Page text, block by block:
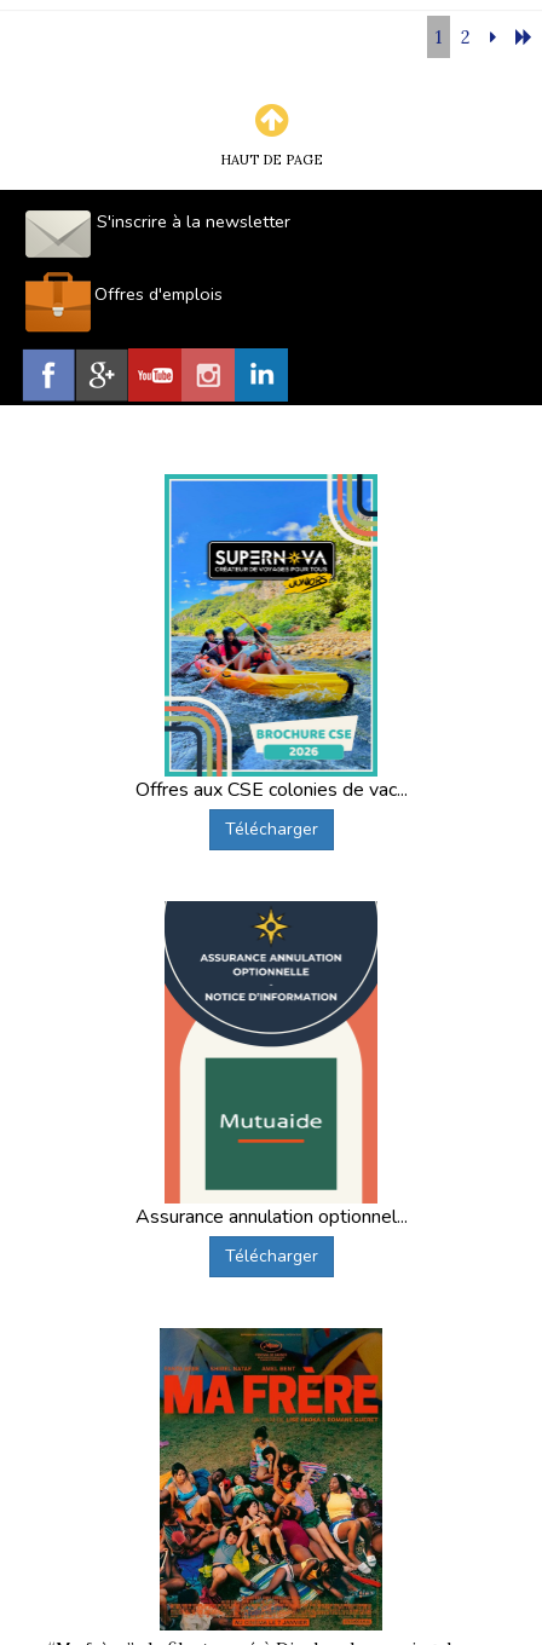
1 2
HAUT DE PAGE
S'inscrire à la newsletter
Offres d'emplois
Offres aux CSE colonies de vac...
Télécharger
Assurance annulation optionnel...
Télécharger